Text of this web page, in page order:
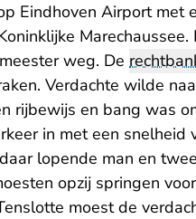
Eindhoven Airport met
weg. De
Verdachte wilde
rijbewijs en bang was
in met een snelheid
lopende man en
opzij springen
moest de